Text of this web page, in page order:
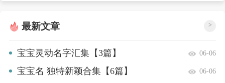
最新文章 >
宝宝灵动名字汇集【3篇】 06-06
宝宝名 独特新颖合集【6篇】 06-06